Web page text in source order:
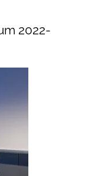
2022-